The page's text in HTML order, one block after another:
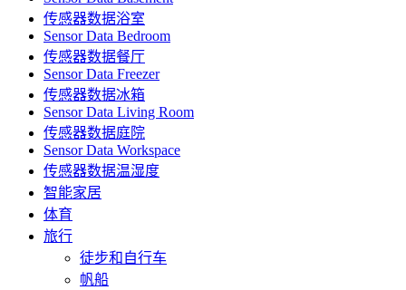
传感器数据浴室
Sensor Data Bedroom
传感器数据餐厅
Sensor Data Freezer
传感器数据冰箱
Sensor Data Living Room
传感器数据庭院
Sensor Data Workspace
传感器数据温湿度
智能家居
体育
旅行
徒步和自行车
帆船